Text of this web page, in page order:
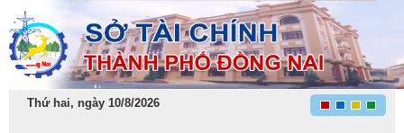
Thứ hai, ngày 10/8/2026